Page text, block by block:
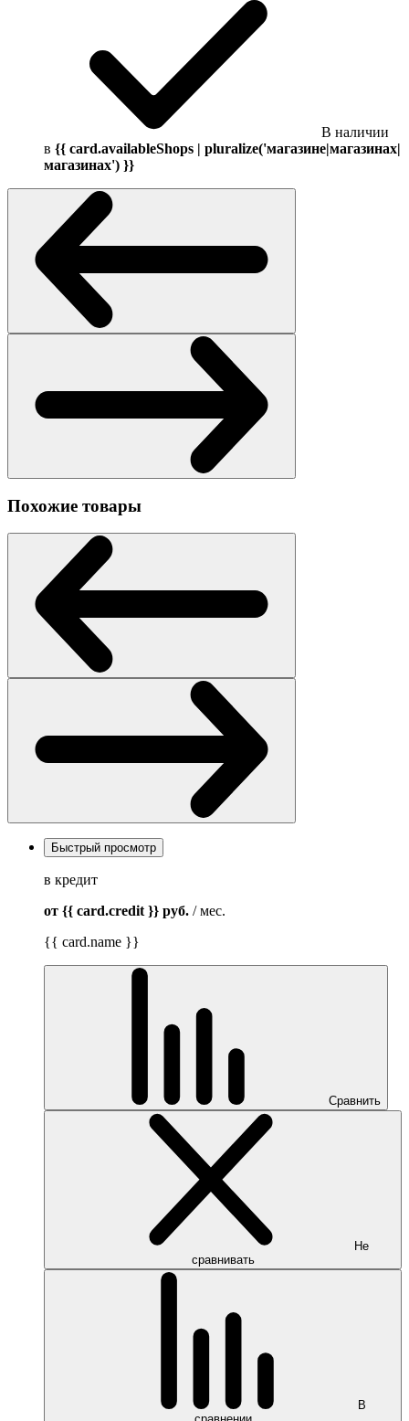
В наличии
в {{ card.availableShops | pluralize('магазине|магазинах|
магазинах') }}
Похожие товары
Быстрый просмотр
в кредит
от {{ card.credit }} руб. / мес.
{{ card.name }}
Сравнить
Не
сравнивать
В